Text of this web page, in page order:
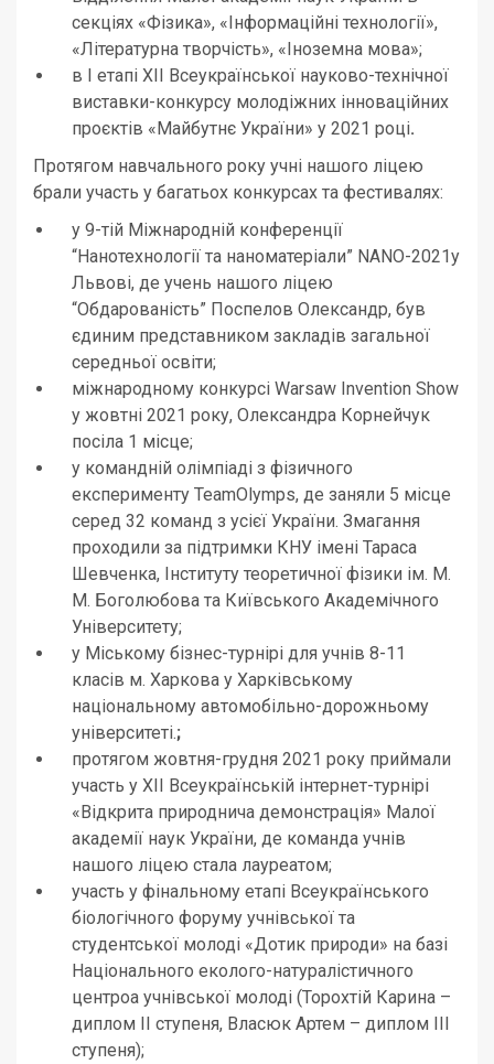
секціях «Фізика», «Інформаційні технології»,
«Літературна творчість», «Іноземна мова»;
в І етапі ХІІ Всеукраїнської науково-технічної
виставки-конкурсу молодіжних інноваційних
проєктів «Майбутнє України» у 2021 році.
Протягом навчального року учні нашого ліцею
брали участь у багатьох конкурсах та фестивалях:
у 9-тій Міжнародній конференції
“Нанотехнології та наноматеріали” NANO-2021у
Львові, де учень нашого ліцею
“Обдарованість” Поспелов Олександр, був
єдиним представником закладів загальної
середньої освіти;
міжнародному конкурсі Warsaw Invention Show
у жовтні 2021 року, Олександра Корнейчук
посіла 1 місце;
у командній олімпіаді з фізичного
експерименту TeamOlymps, де заняли 5 місце
серед 32 команд з усієї України. Змагання
проходили за підтримки КНУ імені Тараса
Шевченка, Інституту теоретичної фізики ім. М.
М. Боголюбова та Київського Академічного
Університету;
у Міському бізнес-турнірі для учнів 8-11
класів м. Харкова у Харківському
національному автомобільно-дорожньому
університеті.;
протягом жовтня-грудня 2021 року приймали
участь у XII Всеукраїнській інтернет-турнірі
«Відкрита природнича демонстрація» Малої
академії наук України, де команда учнів
нашого ліцею стала лауреатом;
участь у фінальному етапі Всеукраїнського
біологічного форуму учнівської та
студентської молоді «Дотик природи» на базі
Національного еколого-натуралістичного
центроа учнівської молоді (Торохтій Карина –
диплом ІІ ступеня, Власюк Артем – диплом ІІІ
ступеня);